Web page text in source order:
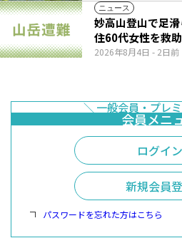
ニュース
2026年8月4日 - 2日前
妙高山登山で足
住60代女性を救
ログイン
新規会員
パスワードを忘れた方はこちら